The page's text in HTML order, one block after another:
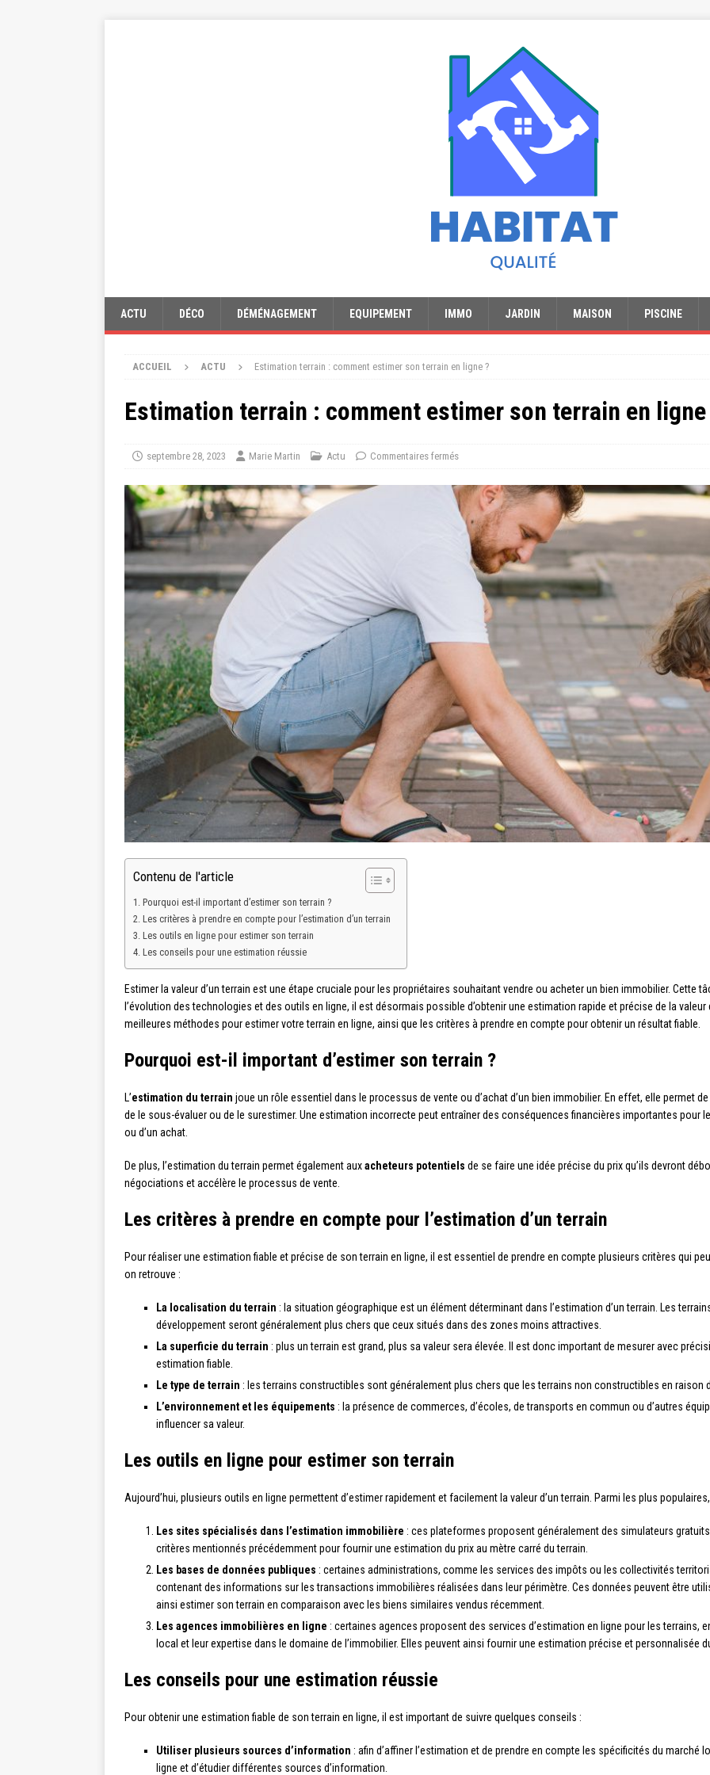
ACTU DÉCO DÉMÉNAGEMENT EQUIPEMENT IMMO JARDIN MAISON PISCINE
ACCUEIL ACTU Estimation terrain : comment estimer son terrain en ligne ?
Estimation terrain : comment estimer son terrain en ligne
septembre 28, 2023 Marie Martin Actu Commentaires fermés
Contenu de l'article
Pourquoi est-il important d’estimer son terrain ?
Les critères à prendre en compte pour l’estimation d’un terrain
Les outils en ligne pour estimer son terrain
Les conseils pour une estimation réussie
Estimer la valeur d’un terrain est une étape cruciale pour les propriétaires souhaitant vendre ou acheter un bien immobilier. Cette
l’évolution des technologies et des outils en ligne, il est désormais possible d’obtenir une estimation rapide et précise de la
meilleures méthodes pour estimer votre terrain en ligne, ainsi que les critères à prendre en compte pour obtenir un résultat fiable.
Pourquoi est-il important d’estimer son terrain ?
L’estimation du terrain joue un rôle essentiel dans le processus de vente ou d’achat d’un bien immobilier. En effet, elle permet
de le sous-évaluer ou de le surestimer. Une estimation incorrecte peut entraîner des conséquences financières importantes pour
ou d’un achat.
De plus, l’estimation du terrain permet également auxacheteurs potentiels de se faire une idée précise du prix qu’ils devront
négociations et accélère le processus de vente.
Les critères à prendre en compte pour l’estimation d’un terrain
Pour réaliser une estimation fiable et précise de son terrain en ligne, il est essentiel de prendre en compte plusieurs critères qui
on retrouve :
La localisation du terrain : la situation géographique est un élément déterminant dans l’estimation d’un terrain. Les
développement seront généralement plus chers que ceux situés dans des zones moins attractives.
La superficie du terrain : plus un terrain est grand, plus sa valeur sera élevée. Il est donc important de mesurer avec
estimation fiable.
Le type de terrain : les terrains constructibles sont généralement plus chers que les terrains non constructibles en raison
L’environnement et les équipements : la présence de commerces, d’écoles, de transports en commun ou d’autres
influencer sa valeur.
Les outils en ligne pour estimer son terrain
Aujourd’hui, plusieurs outils en ligne permettent d’estimer rapidement et facilement la valeur d’un terrain. Parmi les plus
Les sites spécialisés dans l’estimation immobilière : ces plateformes proposent généralement des simulateurs
critères mentionnés précédemment pour fournir une estimation du prix au mètre carré du terrain.
Les bases de données publiques : certaines administrations, comme les services des impôts ou les collectivités
contenant des informations sur les transactions immobilières réalisées dans leur périmètre. Ces données peuvent être
ainsi estimer son terrain en comparaison avec les biens similaires vendus récemment.
Les agences immobilières en ligne : certaines agences proposent des services d’estimation en ligne pour les terrains,
local et leur expertise dans le domaine de l’immobilier. Elles peuvent ainsi fournir une estimation précise et personnalisée
Les conseils pour une estimation réussie
Pour obtenir une estimation fiable de son terrain en ligne, il est important de suivre quelques conseils :
Utiliser plusieurs sources d’information : afin d’affiner l’estimation et de prendre en compte les spécificités du
ligne et d’étudier différentes sources d’information.